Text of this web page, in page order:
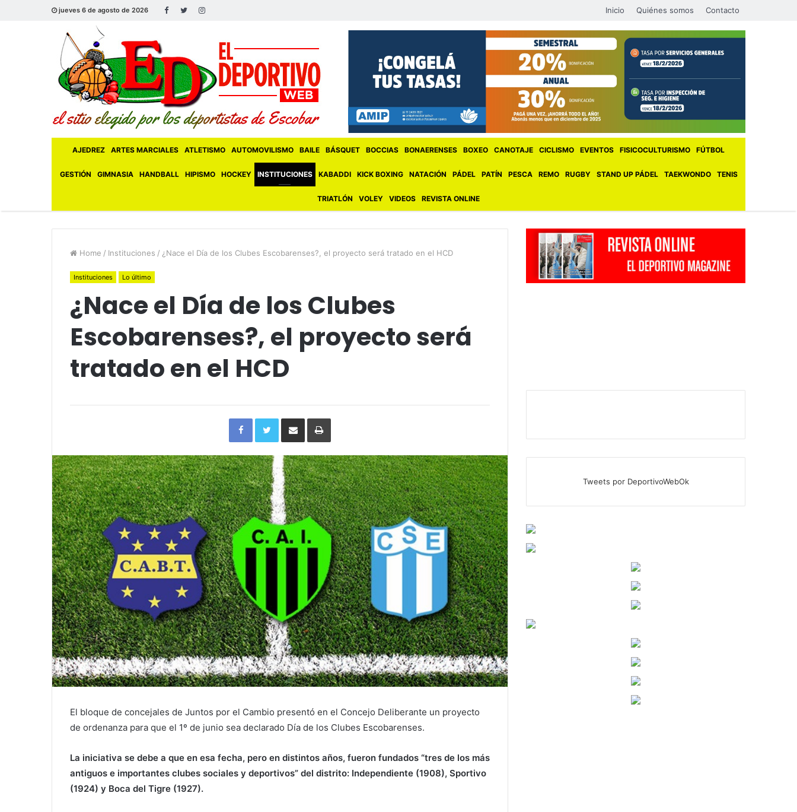
jueves 6 de agosto de 2026 Inicio Quiénes somos Contacto
AJEDREZ ARTES MARCIALES ATLETISMO AUTOMOVILISMO BAILE BÁSQUET BOCCIAS BONAERENSES BOXEO CANOTAJE CICLISMO EVENTOS FISICOCULTURISMO FÚTBOL
GESTIÓN GIMNASIA HANDBALL HIPISMO HOCKEY INSTITUCIONES KABADDI KICK BOXING NATACIÓN PÁDEL PATÍN PESCA REMO RUGBY STAND UP PÁDEL TAEKWONDO TENIS
TRIATLÓN VOLEY VIDEOS REVISTA ONLINE
Home / Instituciones / ¿Nace el Día de los Clubes Escobarenses?, el proyecto será tratado en el HCD
Instituciones Lo último
¿Nace el Día de los Clubes
Escobarenses?, el proyecto será
tratado en el HCD
FacebookTwitterCompartirImprimir
El bloque de concejales de Juntos por el Cambio presentó en el Concejo Deliberante un proyecto
de ordenanza para que el 1º de junio sea declarado Día de los Clubes Escobarenses.
La iniciativa se debe a que en esa fecha, pero en distintos años, fueron fundados “tres de los más
antiguos e importantes clubes sociales y deportivos” del distrito: Independiente (1908), Sportivo
(1924) y Boca del Tigre (1927).
Tweets por DeportivoWebOk